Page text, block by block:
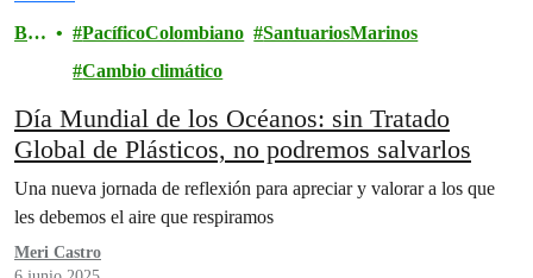
Blo
PacíficoColombiano
SantuariosMarinos
Cambio climático
Día Mundial de los Océanos: sin Tratado
Global de Plásticos, no podremos salvarlos
Una nueva jornada de reflexión para apreciar y valorar a los que
les debemos el aire que respiramos
Meri Castro